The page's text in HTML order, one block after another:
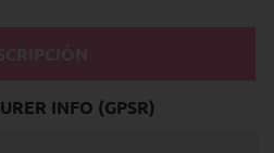
INFO (GPSR)